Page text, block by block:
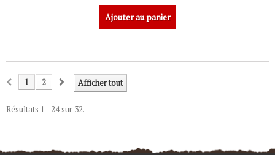
Ajouter au panier
Afficher tout
1 2
Résultats 1 - 24 sur 32.